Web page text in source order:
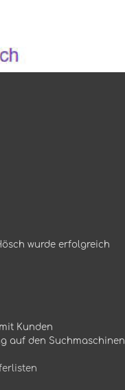
wurde erfolgreich
Kunden
auf den Suchmaschinen